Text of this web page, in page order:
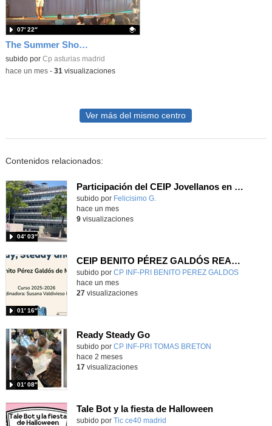
The Summer Show 001
Contenido educativo.
subido por Cp asturias madrid
07′ 22″
-hace un mes- 31 visualizaciones
Ver más del mismo centro
Contenidos relacionados:
Participación del CEIP Jovellanos en el festival RetoTech en junio de 2026
Contenido educativo.
subido por Felicisimo G.
04′ 03″
hace un mes
9visualizaciones
CEIP BENITO PÉREZ GALDÓS READY, STEADY & GO
Contenido educativo.
subido por CP INF-PRI BENITO PEREZ GALDOS
01′ 16″
-
hace un mes
27visualizaciones
Ready Steady Go
Contenido educativo.
subido por CP INF-PRI TOMAS BRETON
01′ 08″
hace 2 meses
17visualizaciones
Tale Bot y la fiesta de Halloween
subido por Tic ce40 madrid